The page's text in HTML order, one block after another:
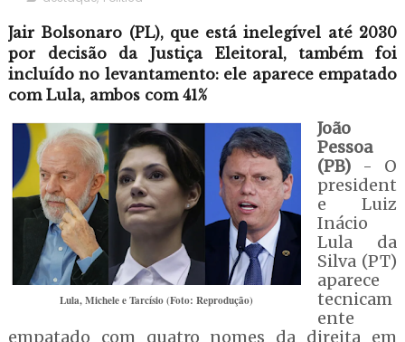
Jair Bolsonaro (PL), que está inelegível até 2030
por decisão da Justiça Eleitoral, também foi
incluído no levantamento: ele aparece empatado
com Lula, ambos com 41%
Lula, Michele e Tarcísio (Foto: Reprodução)
João
Pessoa
(PB)- O
president
e Luiz
Inácio
Lula da
Silva (PT)
aparece
tecnicam
ente
empatado com quatro nomes da direita em